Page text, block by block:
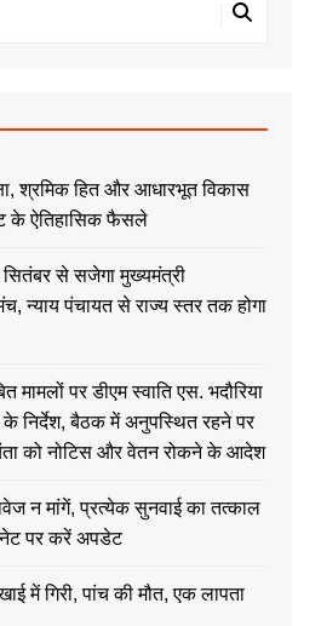
श्रमिक हित और आधारभूत विकास
के ऐतिहासिक फैसले
से सजेगा मुख्यमंत्री
न्याय पंचायत से राज्य स्तर तक होगा
मामलों पर डीएम स्वाति एस. भदौरिया
निर्देश, बैठक में अनुपस्थित रहने पर
को नोटिस और वेतन रोकने के आदेश
न मांगें, प्रत्येक सुनवाई का तत्काल
पर करें अपडेट
में गिरी, पांच की मौत, एक लापता